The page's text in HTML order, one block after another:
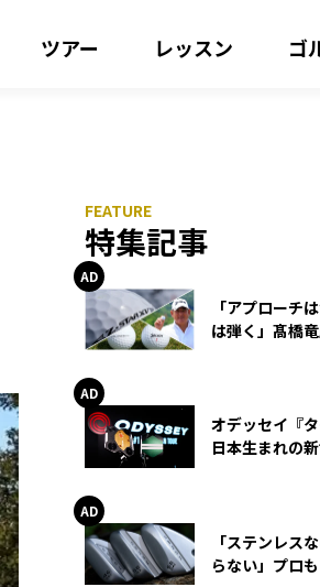
ツアー レッスン ゴ
特集記事
「アプローチ
は弾く」髙橋
オデッセイ『
日本生まれの
「ステンレス
らない」プロ